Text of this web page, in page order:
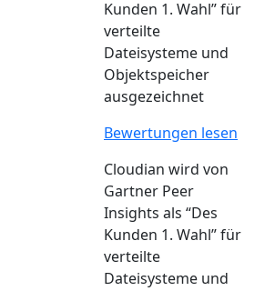
Kunden 1. Wahl” für
verteilte
Dateisysteme und
Objektspeicher
ausgezeichnet
Bewertungen lesen
Cloudian wird von
Gartner Peer
Insights als “Des
Kunden 1. Wahl” für
verteilte
Dateisysteme und